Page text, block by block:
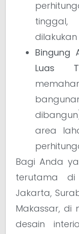
Bingung
Luas
area
Bagi Anda
terutama
Jakarta,
Makassar, di
desain